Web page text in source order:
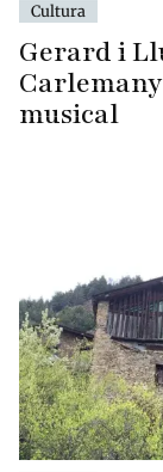
Cultura
Gerard i
musical